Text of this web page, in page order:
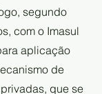
segundo
com o Imasul
aplicação
de
que se